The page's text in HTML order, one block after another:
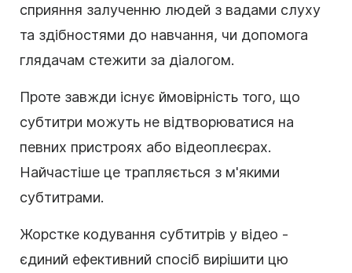
сприяння залученню людей з вадами слуху
та здібностями до навчання, чи допомога
глядачам стежити за діалогом.
Проте завжди існує ймовірність того, що
субтитри можуть не відтворюватися на
певних пристроях або відеоплеєрах.
Найчастіше це трапляється з м'якими
субтитрами.
Жорстке кодування субтитрів у відео -
єдиний ефективний спосіб вирішити цю